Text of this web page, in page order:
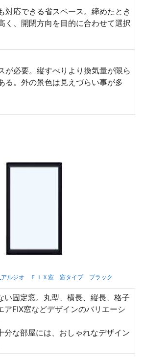
対応できる省スペース。締めたとき
く、開閉方向を目的に合わせて選択
が必要。縦すべりより換気量が限ら
る。外の景色は見えづらい事が多
アルジオ ＦＩＸ窓 窓タイプ ブラック
い固定窓。丸型、横長、縦長、格子
アFIX窓などデザインのバリエーシ
分な部屋には、おしゃれなデザイン